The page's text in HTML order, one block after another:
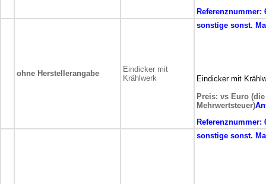
Referenznummer:
ohne Herstellerangabe
Eindicker mit
Krählwerk
sonstige sonst.
Eindicker mit
Preis: vs Euro
Mehrwertsteuer)
Referenznummer:
sonstige sonst.